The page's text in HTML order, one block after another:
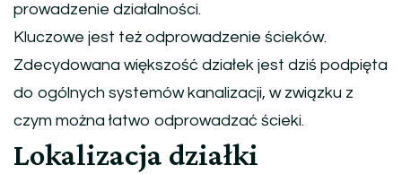
prowadzenie działalności.
Kluczowe jest też odprowadzenie ścieków.
Zdecydowana większość działek jest dziś podpięta
do ogólnych systemów kanalizacji, w związku z
czym można łatwo odprowadzać ścieki.
Lokalizacja działki